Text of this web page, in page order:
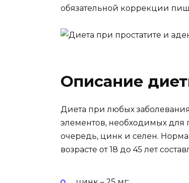
обязательной коррекции
Описание
Диета при любых
элементов, необходимых для
очередь, цинк и селен.
возрасте от 18 до 45 лет